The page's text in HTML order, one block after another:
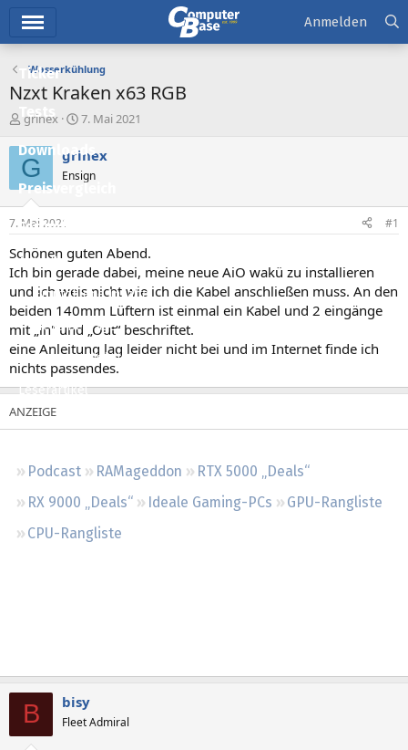
Ticker
Tests
Downloads
Preisvergleich
Forum
Aktuelles
Empfohlene Inhalte
Neue Beiträge
Neueste Aktivitäten
Leserartikel
Podcast RAMageddon
RTX 5000 „Deals“
RX 9000 „Deals“
Ideale Gaming-PCs
GPU-Rangliste
CPU-Rangliste
Anmelden
Wasserkühlung
Nzxt Kraken x63 RGB
E
s
t
e
l
e
r
grinex
E
s
t
e
t
a
m
7. Mai 2021
G grinex
Ensign
7. Mai 2021 #1
Schönen guten Abend.
Ich bin gerade dabei, meine neue AiO wakü zu installieren
und ich weis nicht wie ich die Kabel anschließen muss. An den
beiden 140mm Lüftern ist einmal ein Kabel und 2 eingänge
mit „in“ und „Out“ beschriftet.
eine Anleitung lag leider nicht bei und im Internet finde ich
nichts passendes.
B bisy
Fleet Admiral